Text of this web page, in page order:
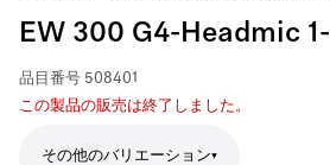
EW 300 G4-Headmic
品目番号 508401
この製品の販売は終了しました。
その他のバリエーション